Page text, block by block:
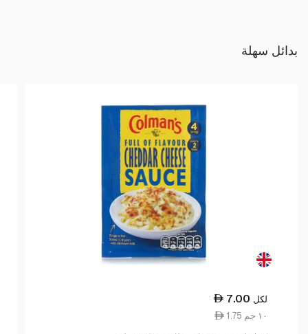
بدائل سهلة
7.00 لكل
1.75 ١٠ جم